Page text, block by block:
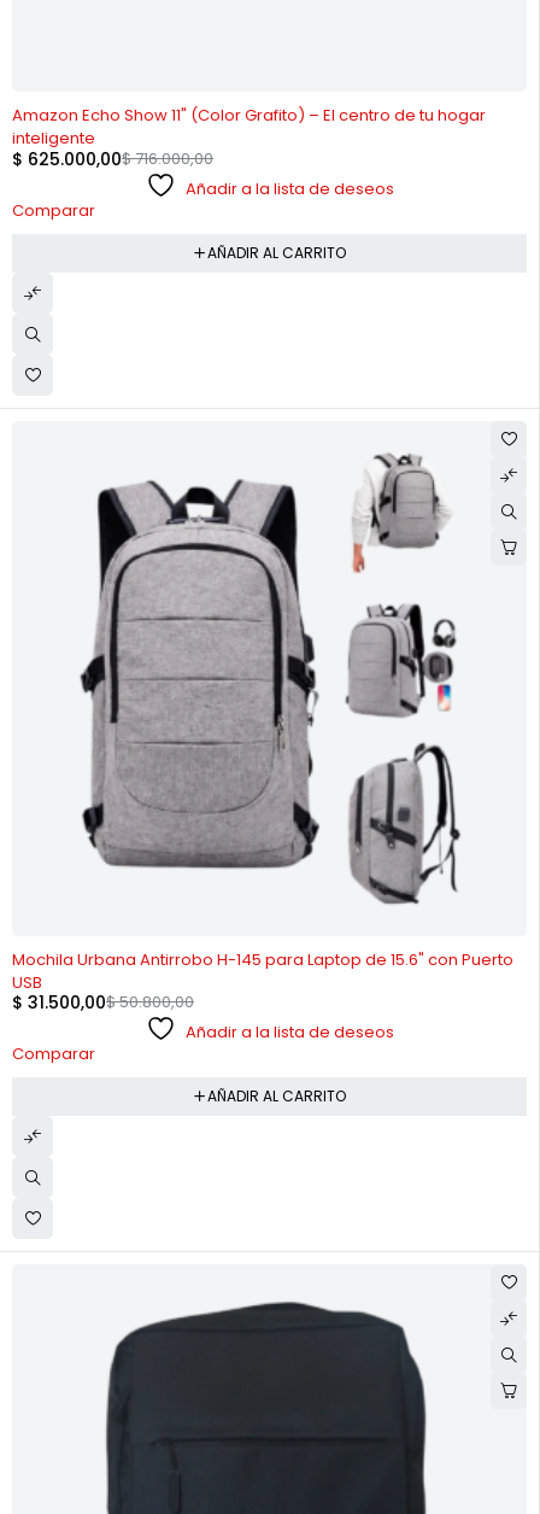
Amazon Echo Show 11" (Color Grafito) – El centro de tu hogar
inteligente
$716.000,00
$ 625.000,00
Añadir a la lista de deseos
Comparar
AÑADIR AL CARRITO
Mochila Urbana Antirrobo H-145 para Laptop de 15.6" con Puerto
USB
$50.800,00
$ 31.500,00
Añadir a la lista de deseos
Comparar
AÑADIR AL CARRITO